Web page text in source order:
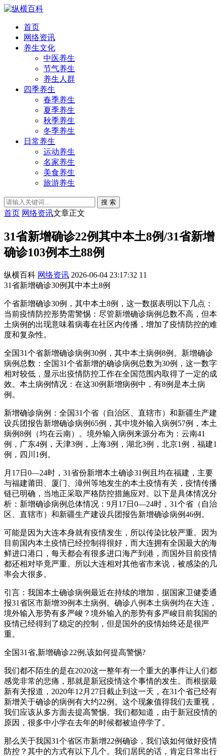
首页
网络资讯
养生文化
中医养生
节气养生
养生人群
四季养生
春季养生
夏季养生
秋季养生
冬季养生
日常养生
运动养生
名家养生
美食养生
旅游养生
搜 索
首页 网络资讯文章正文
31省新增确诊22例其中本土8例/31省新增
确诊103例本土88例
纵横百科 网络资讯 2026-06-04 23:17:32 11
31省新增确诊30例其中本土8例
个省新增确诊30例，其中本土8例，这一数据表明以下几点：
当前疫情防控形势需警惕：尽管新增确诊病例总数不高，但本
土病例的出现意味着病毒在社区内传播，增加了疫情防控的难
度和复杂性。
全国31个省新增确诊病例30例，其中本土病例8例。新增确诊
病例总数：全国31个省新增的确诊病例总数为30例，这一数字
相对较低，显示出疫情防控工作在全国范围内取得了一定的成
效。本土病例情况：在这30例新增病例中，有8例是本土病
例。
新增确诊病例：全国31个省（自治区、直辖市）和新疆生产建
设兵团报告新增确诊病例65例，其中境外输入病例57例，本土
病例8例（均在云南）。境外输入病例来源分布为：云南41
例，广东4例，天津3例，上海3例，湖北3例，北京1例，福建1
例，四川1例。
月17日0—24时，31省份新增本土确诊31例且均在福建，主要
与福建莆田、厦门、漳州等地发生的本土疫情有关，疫情传播
链已明确，当地正采取严格防控措施应对。以下是具体情况分
析：新增确诊病例总体情况：9月17日0—24时，31个省（自治
区、直辖市）和新疆生产建设兵团报告新增确诊病例46例。
可能是因为大连本身就有疫情发生，所以传染比较严重。因为
目前国内本土疫情已经控制得很好，而大连拥有全国最大的海
鲜进口港口，每天都会有很多进口海产到港，而国外目前疫情
都还相对毕竟严重。所以大连相对其他省市来说，被感染的几
率会大很多。
引言：我国本土确诊病例最近在持续的增加，据国家卫健委通
报31省区市新增39例本土病例。确诊八例本土病例均在大连，
境外输入形势有多严峻？境外输入的形势有多严峻目前我国的
疫情已经得到了稳定的控制，但是国外的疫情始终还是很严
重。
全国31省,新增确诊22例,该如何提高警惕?
我们都不陌生的是在2020这一整年有一个重大的事件让人们都
感觉非常的悲痛，那就是新冠疫情这个事情的发生。而根据最
新有关报道，2020年12月27日截止到这一天，在31个省已经有
新增关于确诊的病例有大约22例。这个现象值得我们去重视，
我们应该从多方面去提高警惕。我们都知道，由于新冠疫情的
原因，很多中小学在去年的时候都被迫停学了。
那么关于我国31个省区市新增22例确诊，我们该如何做好疫情
防控？其中的方式有以下几个。我们居民的话，肯定日常出行